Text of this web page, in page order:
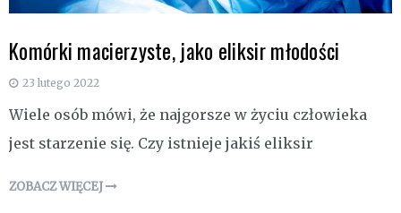
Komórki macierzyste, jako eliksir młodości
23 lutego 2022
Wiele osób mówi, że najgorsze w życiu człowieka
jest starzenie się. Czy istnieje jakiś eliksir
ZOBACZ WIĘCEJ